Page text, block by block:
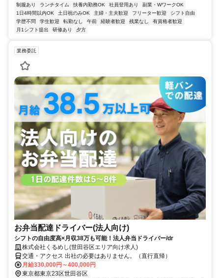
制服あり ランチタイム 扶養内勤務OK 社員登用あり
副業・WワークOK
1日4時間以内OK
土日祝のみOK 主婦・主夫歓迎 フリーター歓迎
シフト自由
学歴不問
学生歓迎 転勤なし 午前 経験者歓迎 残業なし
有資格者歓迎
月1シフト提出
研修あり 夕方
業務委託
お弁当配達ドライバー(法人向け)
シフトの自由度高×月収38万も可能！法人弁当ドライバー/dr
株式会社くるめし(世田谷区エリア向け求人)
交通・アクセス 出社の必要はありません。（直行直帰）
月給330,000円～400,000円
東京都東京23区世田谷区